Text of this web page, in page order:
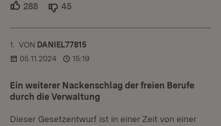
288 Unterstützer.
45
1. KOMMENTAR
VON :DANIEL77815
05.11.2024
15:19
Ein weiterer Nackenschlag der freien Berufe
durch die Verwaltung
Dieser Gesetzentwurf ist in einer Zeit von einer